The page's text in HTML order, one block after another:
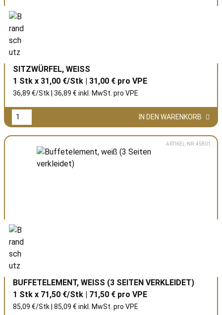
SITZWÜRFEL, WEISS
1 Stk x 31,00 €/Stk | 31,00 € pro VPE
36,89 €/Stk | 36,89 € inkl. MwSt. pro VPE
IN DEN WARENKORB
ARTIKEL-NR: 45801
BUFFETELEMENT, WEISS (3 SEITEN VERKLEIDET)
1 Stk x 71,50 €/Stk | 71,50 € pro VPE
85,09 €/Stk | 85,09 € inkl. MwSt. pro VPE